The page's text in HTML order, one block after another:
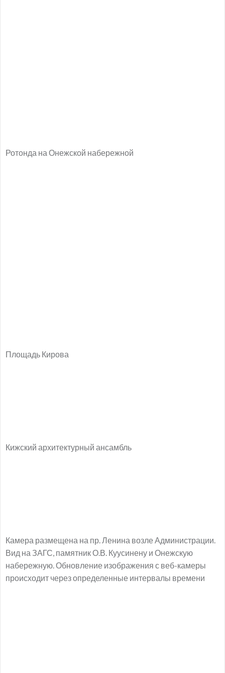
Ротонда на Онежской набережной
Площадь Кирова
Кижский архитектурный ансамбль
Камера размещена на пр. Ленина возле Администрации.
Вид на ЗАГС, памятник О.В. Куусинену и Онежскую
набережную. Обновление изображения с веб-камеры
происходит через определенные интервалы времени